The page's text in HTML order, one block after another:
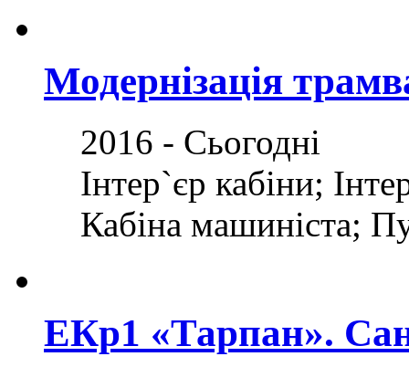
Модернізація
2016 - Сьогодні
Інтер`єр кабіни;
Кабіна машиніста;
ЕКр1 «Тарпан».